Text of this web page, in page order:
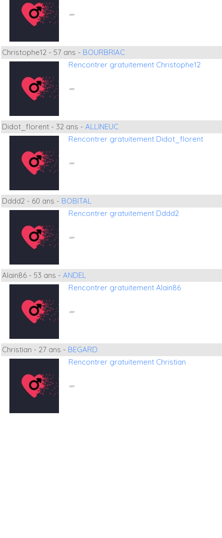
""
Christophe12 - 57 ans - BOURBRIAC
Rencontrer gratuitement Christophe12
""
Didot_florent - 32 ans - ALLINEUC
Rencontrer gratuitement Didot_florent
""
Dddd2 - 60 ans - BOBITAL
Rencontrer gratuitement Dddd2
""
Alain86 - 53 ans - ANDEL
Rencontrer gratuitement Alain86
""
Christian - 27 ans - BEGARD
Rencontrer gratuitement Christian
""